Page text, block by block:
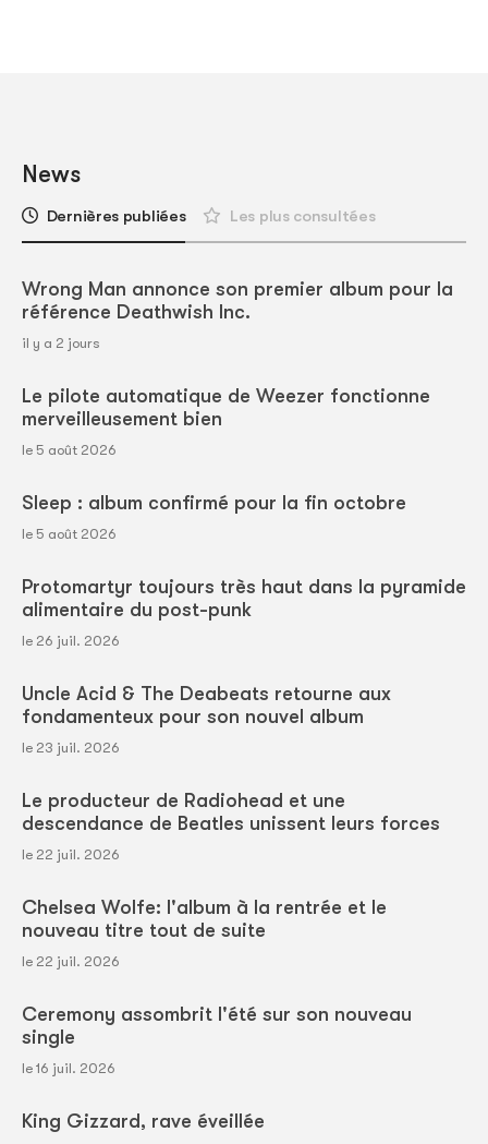
News
Dernières publiées Les plus consultées
Wrong Man annonce son premier album pour la
référence Deathwish Inc.
il y a 2 jours
Le pilote automatique de Weezer fonctionne
merveilleusement bien
le 5 août 2026
Sleep : album confirmé pour la fin octobre
le 5 août 2026
Protomartyr toujours très haut dans la pyramide
alimentaire du post-punk
le 26 juil. 2026
Uncle Acid & The Deabeats retourne aux
fondamenteux pour son nouvel album
le 23 juil. 2026
Le producteur de Radiohead et une
descendance de Beatles unissent leurs forces
le 22 juil. 2026
Chelsea Wolfe: l'album à la rentrée et le
nouveau titre tout de suite
le 22 juil. 2026
Ceremony assombrit l'été sur son nouveau
single
le 16 juil. 2026
King Gizzard, rave éveillée